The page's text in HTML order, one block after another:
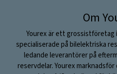
Om
Yourex är ett grossistföretag
specialiserade på bilelektriska
ledande leverantörer på
reservdelar. Yourex